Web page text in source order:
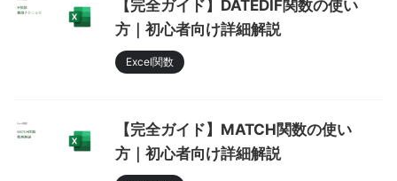
【完全ガイド】DATEDIF関数の使い
方｜初心者向け詳細解説
Excel関数
【完全ガイド】MATCH関数の使い
方｜初心者向け詳細解説